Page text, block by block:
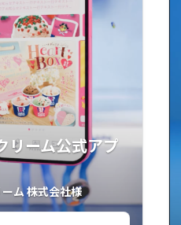
リーム公式アプ
ム 株式会社様